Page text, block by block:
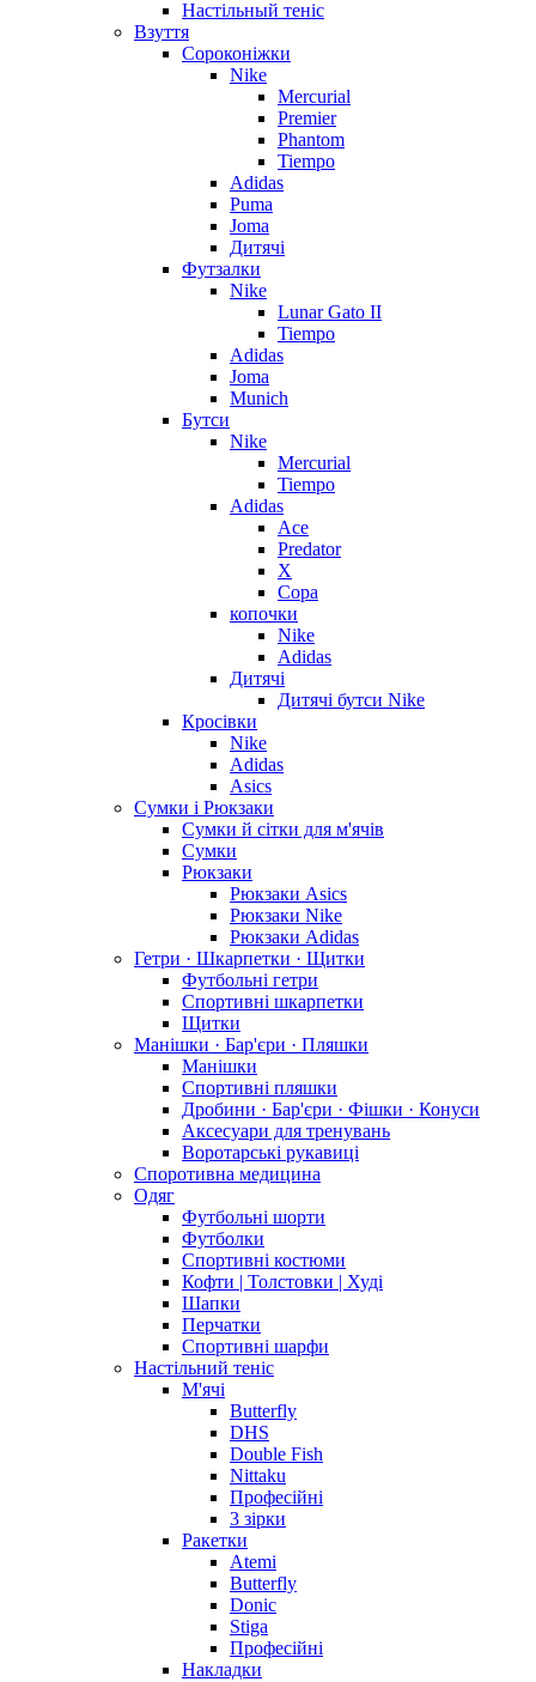
Настільный теніс
Взуття
Сороконіжки
Nike
Mercurial
Premier
Phantom
Tiempo
Adidas
Puma
Joma
Дитячі
Футзалки
Nike
Lunar Gato II
Tiempo
Adidas
Joma
Munich
Бутси
Nike
Mercurial
Tiempo
Adidas
Ace
Predator
X
Copa
копочки
Nike
Adidas
Дитячі
Дитячі бутси Nike
Кросівки
Nike
Adidas
Asics
Сумки і Рюкзаки
Сумки й сітки для м'ячів
Сумки
Рюкзаки
Рюкзаки Asics
Рюкзаки Nike
Рюкзаки Adidas
Гетри · Шкарпетки · Щитки
Футбольні гетри
Спортивні шкарпетки
Щитки
Манішки · Бар'єри · Пляшки
Манішки
Спортивні пляшки
Дробини · Бар'єри · Фішки · Конуси
Аксесуари для тренувань
Воротарські рукавиці
Споротивна медицина
Одяг
Футбольні шорти
Футболки
Спортивні костюми
Кофти | Толстовки | Худі
Шапки
Перчатки
Спортивні шарфи
Настільний теніс
М'ячі
Butterfly
DHS
Double Fish
Nittaku
Професійні
3 зірки
Ракетки
Atemi
Butterfly
Donic
Stiga
Професійні
Накладки